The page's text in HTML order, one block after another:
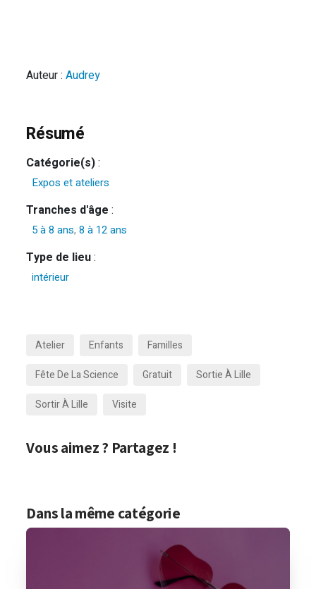
Auteur :Audrey
Résumé
Catégorie(s):
Expos et ateliers
Tranches d'âge :
5 à 8 ans,8 à 12 ans
Type de lieu:
intérieur
Atelier Enfants
Familles
Fête De La Science
Gratuit
Sortie À Lille
Sortir À Lille
Visite
Vous aimez ? Partagez !
Dans la même catégorie